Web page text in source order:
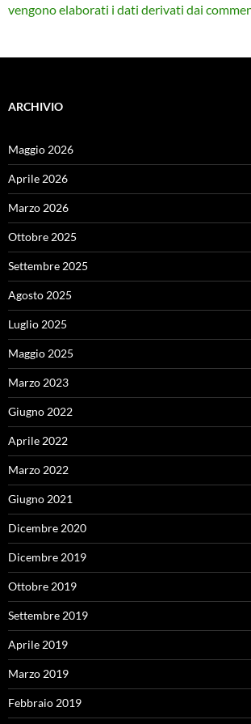
vengono elaborati i dati derivati dai
ARCHIVIO
Maggio 2026
Aprile 2026
Marzo 2026
Ottobre 2025
Settembre 2025
Agosto 2025
Luglio 2025
Maggio 2025
Marzo 2023
Giugno 2022
Aprile 2022
Marzo 2022
Giugno 2021
Dicembre 2020
Dicembre 2019
Ottobre 2019
Settembre 2019
Aprile 2019
Marzo 2019
Febbraio 2019